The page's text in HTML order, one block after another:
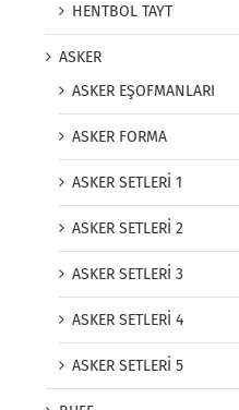
HENTBOL TAYT
ASKER
ASKER EŞOFMANLARI
ASKER FORMA
ASKER SETLERİ 1
ASKER SETLERİ 2
ASKER SETLERİ 3
ASKER SETLERİ 4
ASKER SETLERİ 5